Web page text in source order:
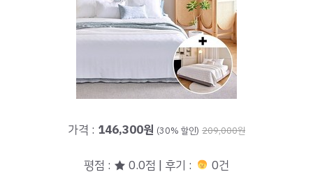
가격 : 146,300원 (30% 할인) 209,000원
평점 : ★ 0.0점 | 후기 : 0건